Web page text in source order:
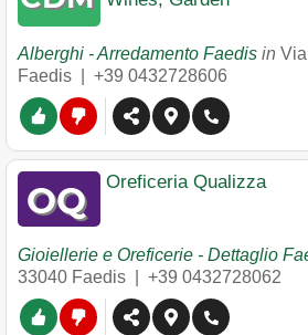
Alberghi - Arredamento Faedis in
Faedis
+39 0432728606
Oreficeria Qualizza
Gioiellerie e Oreficerie - Dettaglio
33040 Faedis +39 0432728062